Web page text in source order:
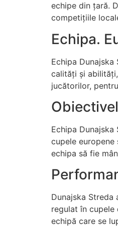
echipe din țară.
competițiile
Echipa.
Echipa
calități și
jucătorilor,
Echipa
cupele
echipa să fie
Dunajska
regulat în
echipă care se